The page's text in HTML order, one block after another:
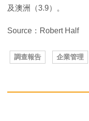
及澳洲（3.9）。
Source：Robert Half
調查報告 企業管理